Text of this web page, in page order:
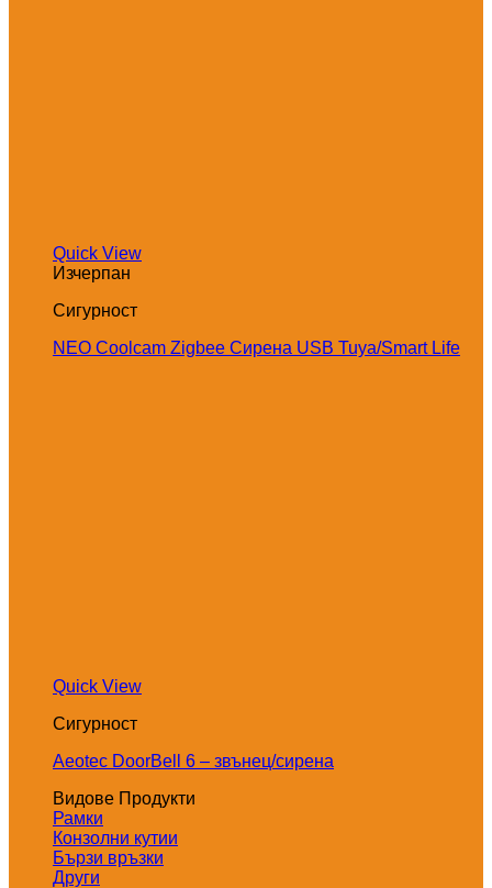
Quick View
Изчерпан
Сигурност
NEO Coolcam Zigbee Сирена USB Tuya/Smart Life
Quick View
Сигурност
Aeotec DoorBell 6 – звънец/сирена
Видове Продукти
Рамки
Конзолни кутии
Бързи връзки
Други